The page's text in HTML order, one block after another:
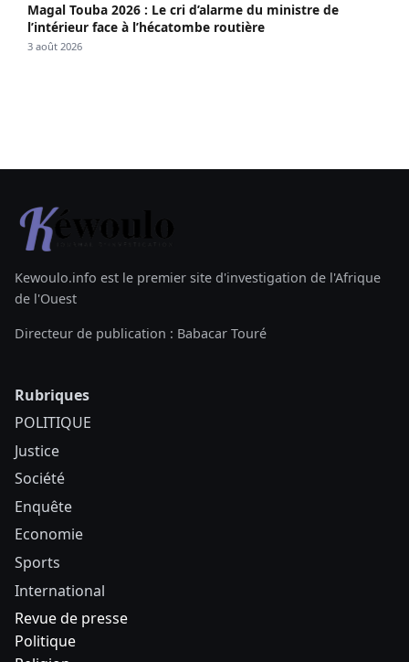
Magal Touba 2026 : Le cri d’alarme du ministre de
l’intérieur face à l’hécatombe routière
3 août 2026
Kewoulo.info est le premier site d'investigation de l'Afrique
de l'Ouest
Directeur de publication : Babacar Touré
Rubriques
POLITIQUE
Justice
Société
Enquête
Economie
Sports
International
Revue de presse
Politique